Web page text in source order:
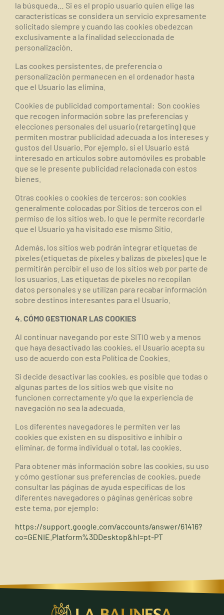
la búsqueda… Si es el propio usuario quien elige las
características se considera un servicio expresamente
solicitado siempre y cuando las cookies obedezcan
exclusivamente a la finalidad seleccionada de
personalización.
Las cookes persistentes, de preferencia o
personalización permanecen en el ordenador hasta
que el Usuario las elimina.
Cookies de publicidad comportamental: Son cookies
que recogen información sobre las preferencias y
elecciones personales del usuario (retargeting) que
permiten mostrar publicidad adecuada a los intereses y
gustos del Usuario. Por ejemplo, si el Usuario está
interesado en artículos sobre automóviles es probable
que se le presente publicidad relacionada con estos
bienes.
Otras cookies o cookies de terceros: son cookies
generalmente colocadas por Sitios de terceros con el
permiso de los sitios web, lo que le permite recordarle
que el Usuario ya ha visitado ese mismo Sitio.
Además, los sitios web podrán integrar etiquetas de
píxeles (etiquetas de píxeles y balizas de píxeles) que le
permitirán percibir el uso de los sitios web por parte de
los usuarios. Las etiquetas de píxeles no recopilan
datos personales y se utilizan para recabar información
sobre destinos interesantes para el Usuario.
4. CÓMO GESTIONAR LAS COOKIES
Al continuar navegando por este SITIO web y a menos
que haya desactivado las cookies, el Usuario acepta su
uso de acuerdo con esta Política de Cookies.
Si decide desactivar las cookies, es posible que todas o
algunas partes de los sitios web que visite no
funcionen correctamente y/o que la experiencia de
navegación no sea la adecuada.
Los diferentes navegadores le permiten ver las
cookies que existen en su dispositivo e inhibir o
eliminar, de forma individual o total, las cookies.
Para obtener más información sobre las cookies, su uso
y cómo gestionar sus preferencias de cookies, puede
consultar las páginas de ayuda específicas de los
diferentes navegadores o páginas genéricas sobre
este tema, por ejemplo:
https://support.google.com/accounts/answer/61416?
co=GENIE.Platform%3DDesktop&hl=pt-PT